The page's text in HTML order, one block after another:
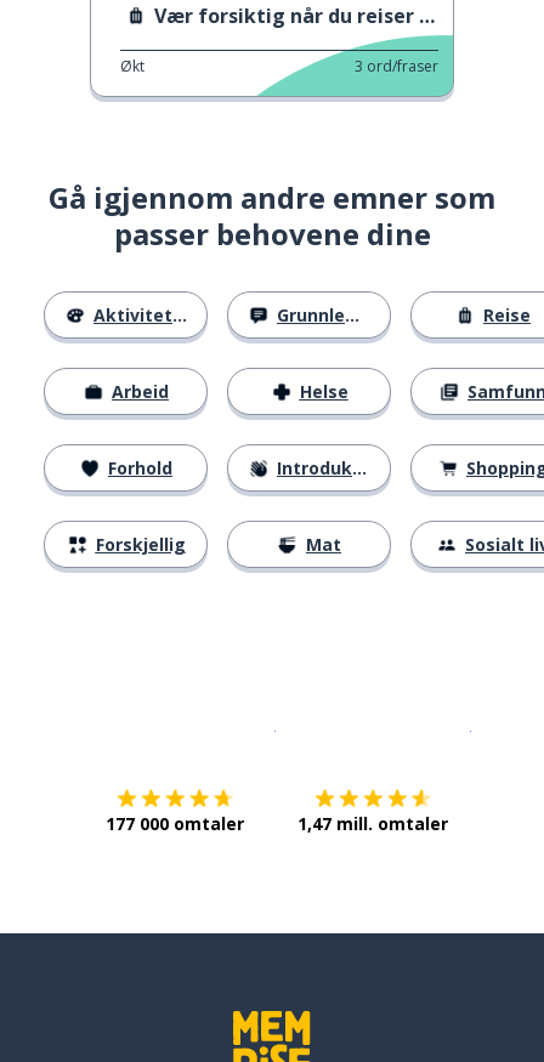
Vær forsiktig når du reiser til Spania
Økt 3 ord/fraser
Gå igjennom andre emner som
passer behovene dine
Aktiviteter
Arbeid
Forhold
Forskjellig
Grunnleggende
Helse
Introduksjoner
Mat
Reise
Sosialt
177 000 omtaler 1,47 mill. omtaler